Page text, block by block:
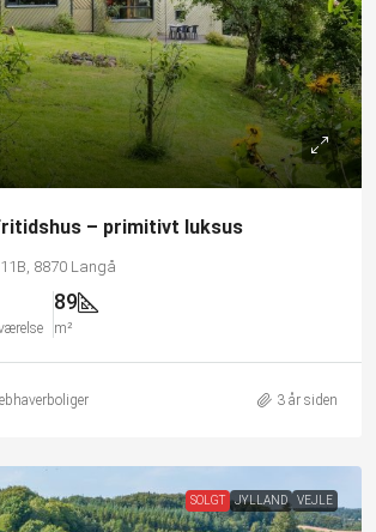
– primitivt luksus
8870 Langå
89
m²
3 år siden
SOLGT JYLLAND VEJLE